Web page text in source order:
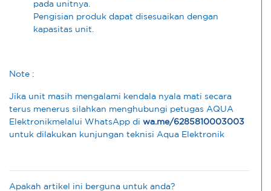
pada unitnya.
Pengisian produk dapat disesuaikan dengan
kapasitas unit.
Note :
Jika unit masih mengalami kendala nyala mati secara
terus menerus silahkan menghubungi petugas AQUA
Elektronikmelalui WhatsApp di wa.me/6285810003003
untuk dilakukan kunjungan teknisi Aqua Elektronik
Apakah artikel ini berguna untuk anda?